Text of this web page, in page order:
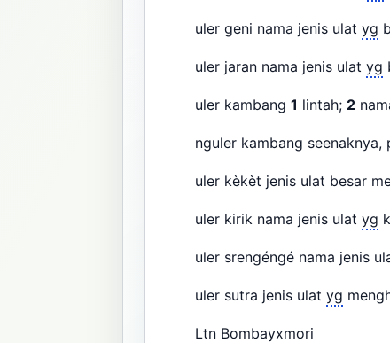
uler geni nama jenis ulat yg
uler jaran nama jenis ulat yg
uler kambang 1 lintah; 2
nguler kambang
uler kèkèt jenis ulat besar
uler kirik nama jenis ulat yg
uler srengéngé nama jenis
uler sutra jenis ulat yg
Ltn Bombayxmori